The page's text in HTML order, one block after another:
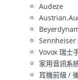
Audeze
Sennheiser
Vovox 瑞士
家用音訊系
耳機前級 /